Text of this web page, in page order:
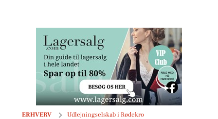
ERHVERV Udlejningselskab i Rødekro
Agertoftens Private Andelsboligforening